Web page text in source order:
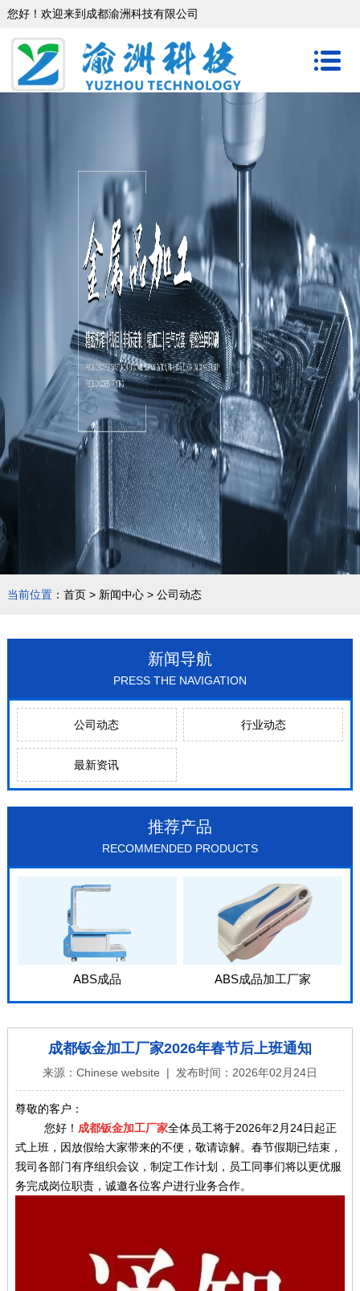
您好！欢迎来到成都渝洲科技有限公司
当前位置： 首页> 新闻中心> 公司动态
新闻导航
PRESS THE NAVIGATION
公司动态 行业动态
最新资讯
推荐产品
RECOMMENDED PRODUCTS
ABS成品 ABS成品加工厂家
成都钣金加工厂家2026年春节后上班通知
来源： Chinese website | 发布时间：2026年02月24日
尊敬的客户：
您好！ 成都钣金加工厂家全体员工将于2026年2月24日起正
式上班，因放假给大家带来的不便，敬请谅解。春节假期已结束，
我司各部门有序组织会议，制定工作计划，员工同事们将以更优服
务完成岗位职责，诚邀各位客户进行业务合作。